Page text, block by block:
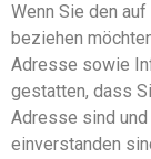
Wenn Sie den
beziehen
Adresse sowie
gestatten, dass
Adresse sind
einverstanden